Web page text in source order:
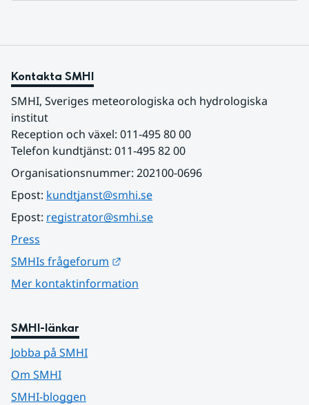
Kontakta SMHI
SMHI, Sveriges meteorologiska och hydrologiska
institut
Reception och växel: 011-495 80 00
Telefon kundtjänst: 011-495 82 00
Organisationsnummer: 202100-0696
Epost: kundtjanst@smhi.se
Epost: registrator@smhi.se
Press
SMHIs frågeforum
Mer kontaktinformation
SMHI-länkar
Jobba på SMHI
Om SMHI
SMHI-bloggen